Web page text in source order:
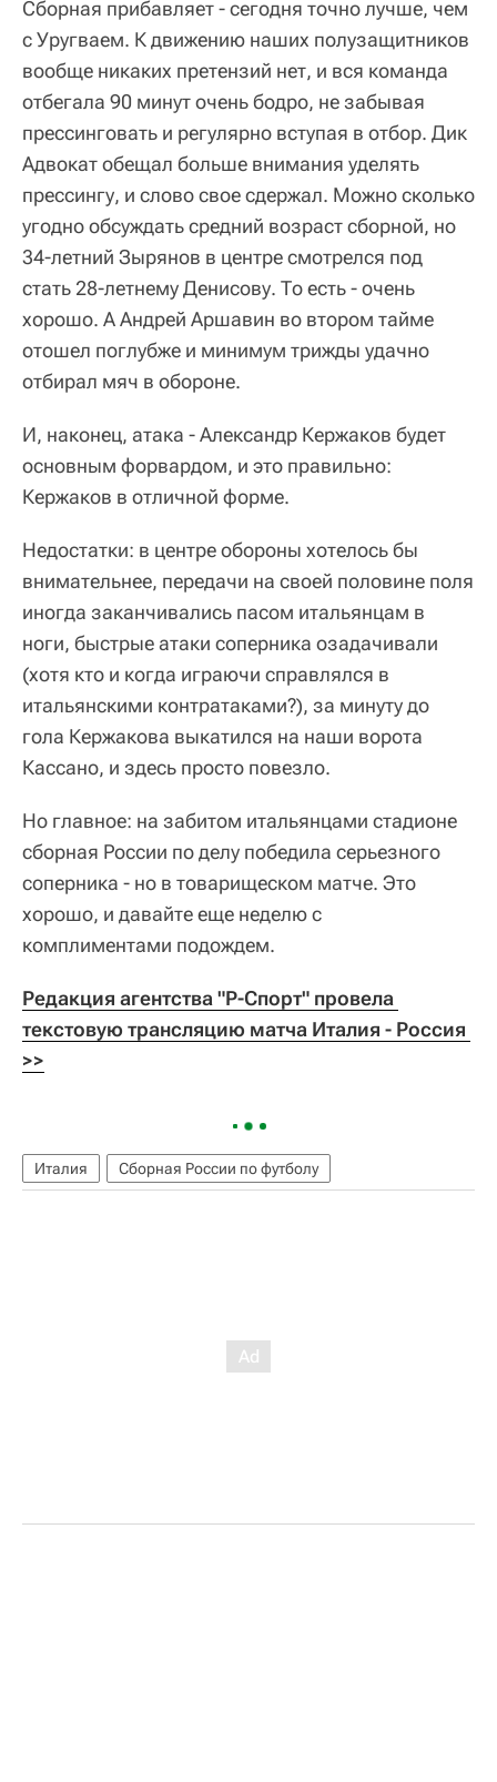
Сборная прибавляет - сегодня точно лучше, чем
с Уругваем. К движению наших полузащитников
вообще никаких претензий нет, и вся команда
отбегала 90 минут очень бодро, не забывая
прессинговать и регулярно вступая в отбор. Дик
Адвокат обещал больше внимания уделять
прессингу, и слово свое сдержал. Можно сколько
угодно обсуждать средний возраст сборной, но
34-летний Зырянов в центре смотрелся под
стать 28-летнему Денисову. То есть - очень
хорошо. А Андрей Аршавин во втором тайме
отошел поглубже и минимум трижды удачно
отбирал мяч в обороне.
И, наконец, атака - Александр Кержаков будет
основным форвардом, и это правильно:
Кержаков в отличной форме.
Недостатки: в центре обороны хотелось бы
внимательнее, передачи на своей половине поля
иногда заканчивались пасом итальянцам в
ноги, быстрые атаки соперника озадачивали
(хотя кто и когда играючи справлялся в
итальянскими контратаками?), за минуту до
гола Кержакова выкатился на наши ворота
Кассано, и здесь просто повезло.
Но главное: на забитом итальянцами стадионе
сборная России по делу победила серьезного
соперника - но в товарищеском матче. Это
хорошо, и давайте еще неделю с
комплиментами подождем.
Редакция агентства "Р-Спорт" провела
текстовую трансляцию матча Италия - Россия
>>
Италия Сборная России по футболу